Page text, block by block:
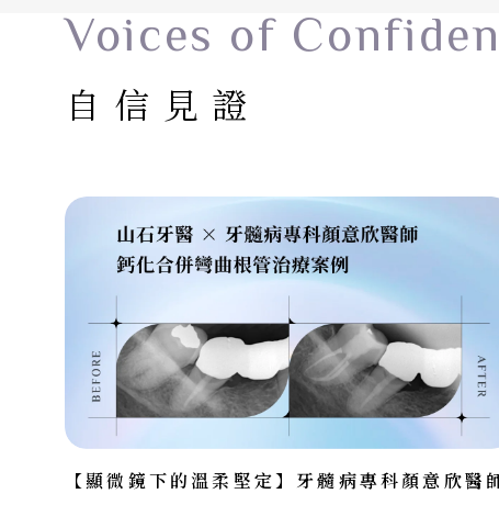
Voices of
自信見證
【顯微鏡下的溫柔堅定】牙髓病專科顏意欣醫